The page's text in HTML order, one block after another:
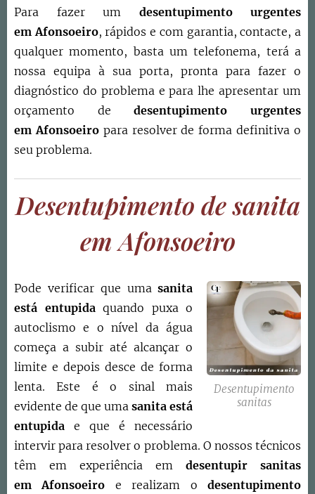
Para fazer um desentupimento urgentes
emAfonsoeiro, rápidos e com garantia, contacte, a
qualquer momento, basta um telefonema, terá a
nossa equipa à sua porta, pronta para fazer o
diagnóstico do problema e para lhe apresentar um
orçamento dedesentupimento urgentes
emAfonsoeiropara resolver de forma definitiva o
seu problema.
Desentupimento de sanita
em Afonsoeiro
Desentupimento
sanitas
Pode verificar que umasanita
está entupidaquando puxa o
autoclismo e o nível da água
começa a subir até alcançar o
limite e depois desce de forma
lenta. Este é o sinal mais
evidente de que umasanita está
entupida e que é necessário
intervir para resolver o problema. O nossos técnicos
têm em experiência em desentupir sanitas
emAfonsoeiro e realizam odesentupimento